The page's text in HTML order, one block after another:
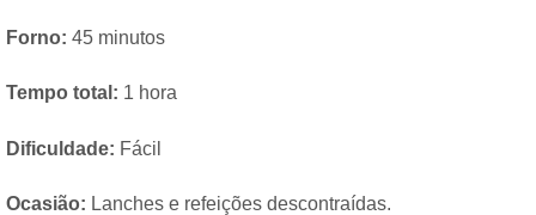
Forno: 45 minutos
Tempo total: 1 hora
Dificuldade: Fácil
Ocasião: Lanches e refeições descontraídas.